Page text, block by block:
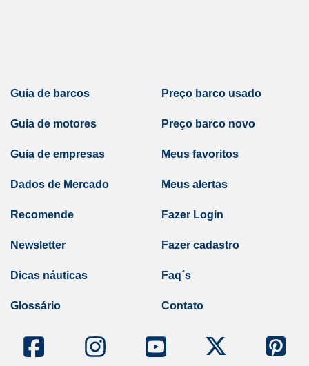
Guia de barcos
Guia de motores
Guia de empresas
Dados de Mercado
Preço barco usado
Preço barco novo
Meus favoritos
Meus alertas
Recomende
Newsletter
Dicas náuticas
Glossário
Fazer Login
Fazer cadastro
Faq´s
Contato